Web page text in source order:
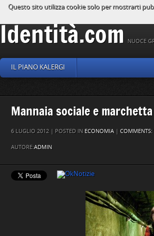
Identità.com NUOCE
IL PIANO KALERGI
Mannaia sociale e
6 LUGLIO 2012 | POSTED IN ECONOMIA | COMMENTS:
AUTORE:ADMIN
Questo sito utilizza cookie solo per mostrarti